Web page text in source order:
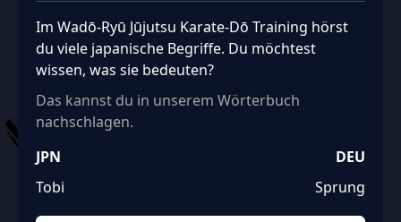
Im Wadō‑Ryū Jūjutsu Karate‑Dō Training hörst
du viele japanische Begriffe. Du möchtest
wissen, was sie bedeuten?
Das kannst du in unserem Wörterbuch
nachschlagen.
JPN
DEU
Tobi
Sprung